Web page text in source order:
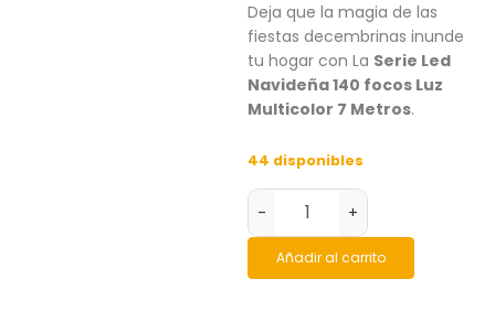
Deja que la magia de las
fiestas decembrinas inunde
tu hogar con La Serie Led
Navideña 140 focos Luz
Multicolor 7 Metros.
44 disponibles
- +
Añadir al carrito